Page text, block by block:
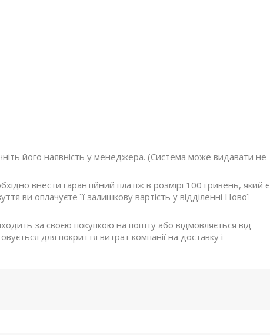
його наявність у менеджера. (Система може видавати не
внести гарантійний платіж в розмірі 100 гривень, який є
ви оплачуєте її залишкову вартість у відділенні Нової
за своєю покупкою на пошту або відмовляється від
для покриття витрат компанії на доставку і